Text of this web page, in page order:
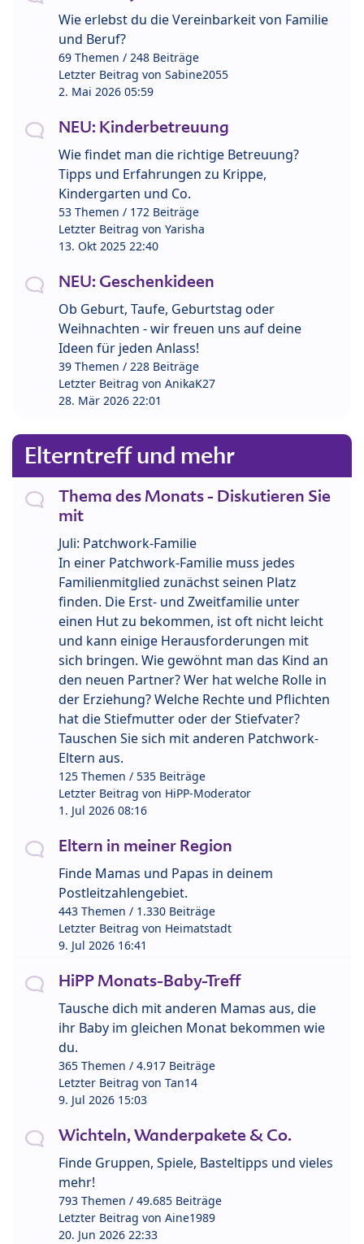
Wie erlebst du die Vereinbarkeit von Familie
und Beruf?
69 Themen / 248 Beiträge
Letzter Beitrag von Sabine2055
2. Mai 2026 05:59
NEU: Kinderbetreuung
Wie findet man die richtige Betreuung?
Tipps und Erfahrungen zu Krippe,
Kindergarten und Co.
53 Themen / 172 Beiträge
Letzter Beitrag von Yarisha
13. Okt 2025 22:40
NEU: Geschenkideen
Ob Geburt, Taufe, Geburtstag oder
Weihnachten - wir freuen uns auf deine
Ideen für jeden Anlass!
39 Themen / 228 Beiträge
Letzter Beitrag von AnikaK27
28. Mär 2026 22:01
Elterntreff und mehr
Thema des Monats - Diskutieren Sie
mit
Juli: Patchwork-Familie
In einer Patchwork-Familie muss jedes
Familienmitglied zunächst seinen Platz
finden. Die Erst- und Zweitfamilie unter
einen Hut zu bekommen, ist oft nicht leicht
und kann einige Herausforderungen mit
sich bringen. Wie gewöhnt man das Kind an
den neuen Partner? Wer hat welche Rolle in
der Erziehung? Welche Rechte und Pflichten
hat die Stiefmutter oder der Stiefvater?
Tauschen Sie sich mit anderen Patchwork-
Eltern aus.
125 Themen / 535 Beiträge
Letzter Beitrag von HiPP-Moderator
1. Jul 2026 08:16
Eltern in meiner Region
Finde Mamas und Papas in deinem
Postleitzahlengebiet.
443 Themen / 1.330 Beiträge
Letzter Beitrag von Heimatstadt
9. Jul 2026 16:41
HiPP Monats-Baby-Treff
Tausche dich mit anderen Mamas aus, die
ihr Baby im gleichen Monat bekommen wie
du.
365 Themen / 4.917 Beiträge
Letzter Beitrag von Tan14
9. Jul 2026 15:03
Wichteln, Wanderpakete & Co.
Finde Gruppen, Spiele, Basteltipps und vieles
mehr!
793 Themen / 49.685 Beiträge
Letzter Beitrag von Aine1989
20. Jun 2026 22:33